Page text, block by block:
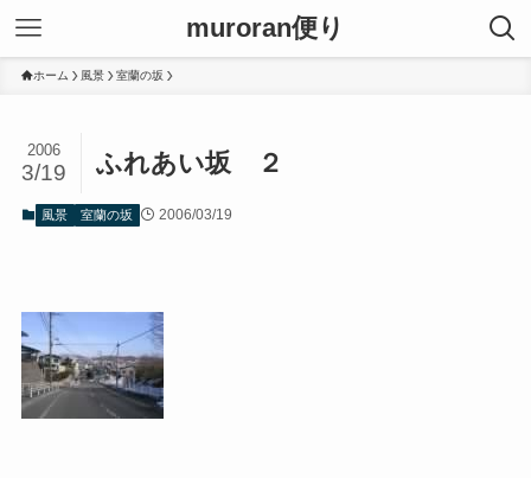
muroran便り
ホーム 風景 室蘭の坂
ふれあい坂 ２
2006
3/19
風景 室蘭の坂 2006/03/19